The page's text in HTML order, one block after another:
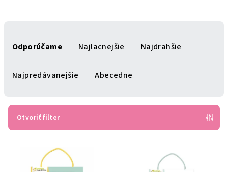
p
Odporúčame Najlacnejšie Najdrahšie
Najpredávanejšie Abecedne
Otvoriť filter